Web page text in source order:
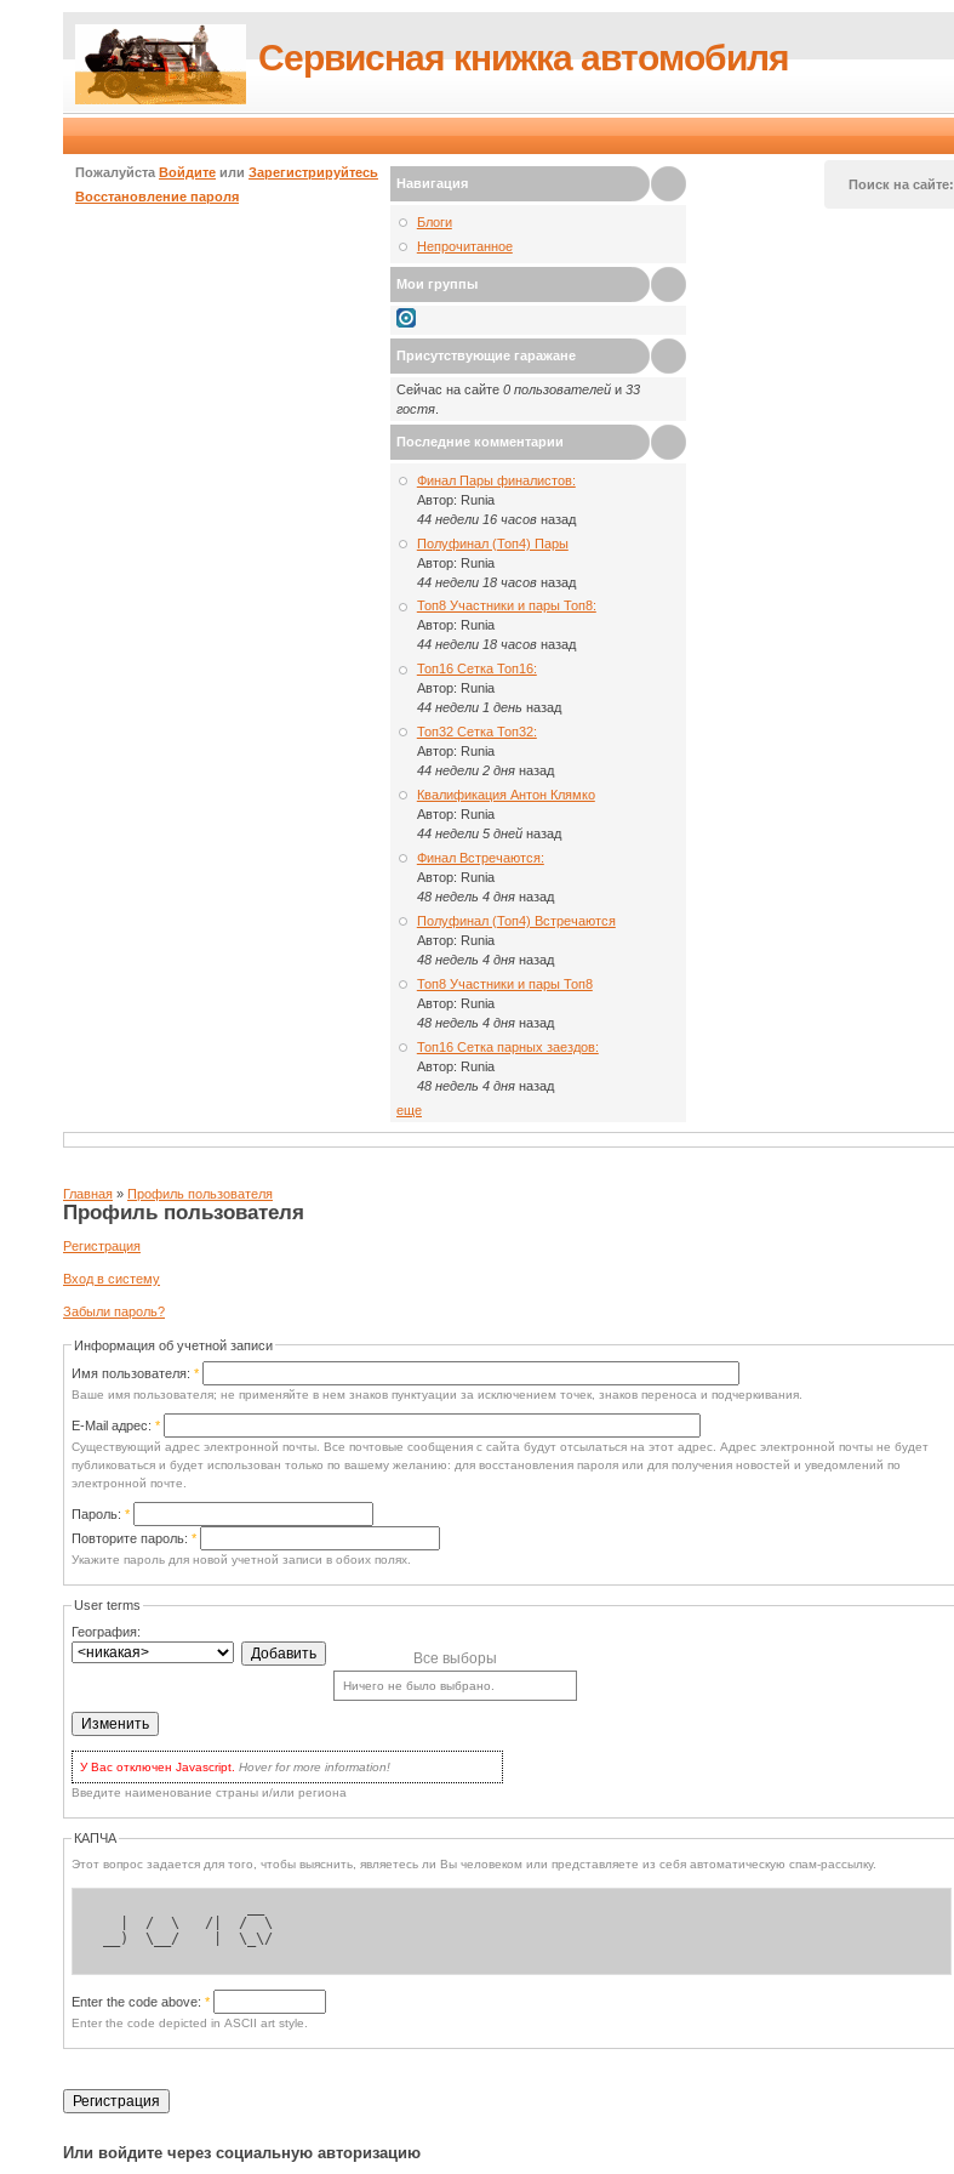
Сервисная книжка автомобиля
Пожалуйста Войдите или Зарегистрируйтесь
Восстановление пароля
Поиск на сайте:
Навигация
Блоги
Непрочитанное
Мои группы
Присутствующие гаражане
Сейчас на сайте 0 пользователей и 33
гостя
Последние комментарии
Финал Пары финалистов:
Автор: Runia
44 недели 16 часовназад
Полуфинал (Топ4) Пары
Автор: Runia
44 недели 18 часовназад
Топ8 Участники и пары Топ8:
Автор: Runia
44 недели 18 часовназад
Топ16 Сетка Топ16:
Автор: Runia
44 недели 1 день назад
Топ32 Сетка Топ32:
Автор: Runia
44 недели 2 дняназад
Квалификация Антон Клямко
Автор: Runia
44 недели 5 днейназад
Финал Встречаются:
Автор: Runia
48 недель 4 дняназад
Полуфинал (Топ4) Встречаются
Автор: Runia
48 недель 4 дняназад
Топ8 Участники и пары Топ8
Автор: Runia
48 недель 4 дняназад
Топ16 Сетка парных заездов:
Автор: Runia
48 недель 4 дняназад
еще
Главная » Профиль пользователя
Профиль пользователя
Регистрация
Вход в систему
Забыли пароль?
Информация об учетной записи
Имя пользователя: *
Ваше имя пользователя; не применяйте в нем знаков пунктуации за исключением точек, знаков переноса и подчеркивания.
E-Mail адрес: *
Существующий адрес электронной почты. Все почтовые сообщения с сайта будут отсылаться на этот адрес. Адрес электронной почты не будет
публиковаться и будет использован только по вашему желанию: для восстановления пароля или для получения новостей и уведомлений по
электронной почте.
Пароль: *
Повторите пароль: *
Укажите пароль для новой учетной записи в обоих полях.
User terms
География:
Все выборы
Ничего не было выбрано.
У Вас отключен Javascript. Hover for more information!Но нет поводов
для волнения: вы по-прежнему можете пользоваться сайтом! У Вас
есть два варианта:
наиболее продвинутых.
Кликать на кнопкеUpdateкаждый раз для обновления списков
dropbox you'd like to remove.
Введите наименование страны и/или региона
КАПЧА
Этот вопрос задается для того, чтобы выяснить, являетесь ли Вы человеком или представляете из себя автоматическую спам-рассылку.
   |  /  \   /|  /  \
__)  \__/    |  \_\/
Enter the code above: *
Enter the code depicted in ASCII art style.
Или войдите через социальную авторизацию